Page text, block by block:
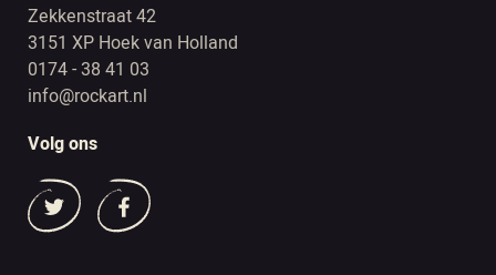
Zekkenstraat 42
3151 XP Hoek van Holland
0174 - 38 41 03
info@rockart.nl
Volg ons